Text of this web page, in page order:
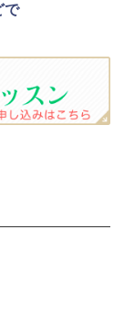
で